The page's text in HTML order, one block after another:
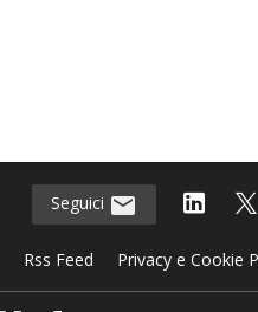
Seguici
Rss Feed Privacy e Cookie